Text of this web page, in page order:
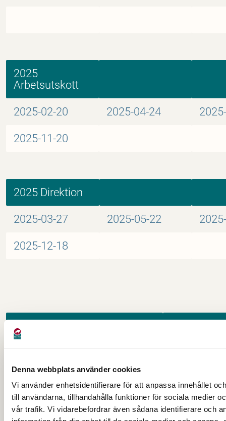
Denna webbplats använder cookies
Vi använder enhetsidentifierare för att anpassa innehållet
till användarna, tillhandahålla funktioner för sociala medier
vår trafik. Vi vidarebefordrar även sådana identifierare och
2025
Arbetsutskott
2025-02-20 2025-04-24
2025-11-20
2025 Direktion
2025-03-27 2025-05-22
2025-12-18
2024 Arbetsutskott
2024-09-25 2024-11-21